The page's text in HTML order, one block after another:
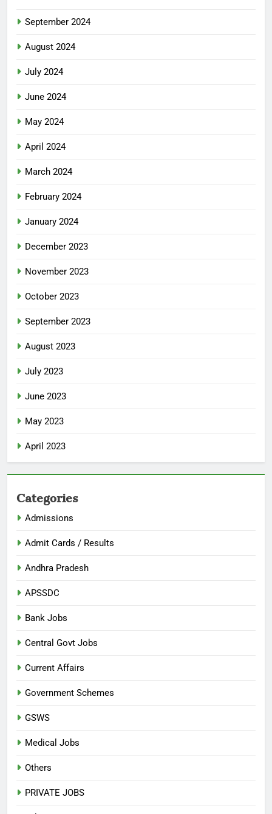
September 2024
August 2024
July 2024
June 2024
May 2024
April 2024
March 2024
February 2024
January 2024
December 2023
November 2023
October 2023
September 2023
August 2023
July 2023
June 2023
May 2023
April 2023
Categories
Admissions
Admit Cards / Results
Andhra Pradesh
APSSDC
Bank Jobs
Central Govt Jobs
Current Affairs
Government Schemes
GSWS
Medical Jobs
Others
PRIVATE JOBS